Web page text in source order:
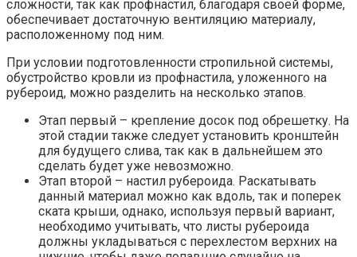
сложности, так как профнастил, благодаря своей форме,
обеспечивает достаточную вентиляцию материалу,
расположенному под ним.
При условии подготовленности стропильной системы,
обустройство кровли из профнастила, уложенного на
рубероид, можно разделить на несколько этапов.
Этап первый – крепление досок под обрешетку. На
этой стадии также следует установить кронштейн
для будущего слива, так как в дальнейшем это
сделать будет уже невозможно.
Этап второй – настил рубероида. Раскатывать
данный материал можно как вдоль, так и поперек
ската крыши, однако, используя первый вариант,
необходимо учитывать, что листы рубероида
должны укладываться с перехлестом верхних на